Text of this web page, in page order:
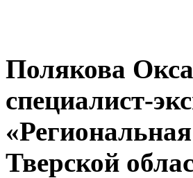
Полякова
специалист-
Тверской